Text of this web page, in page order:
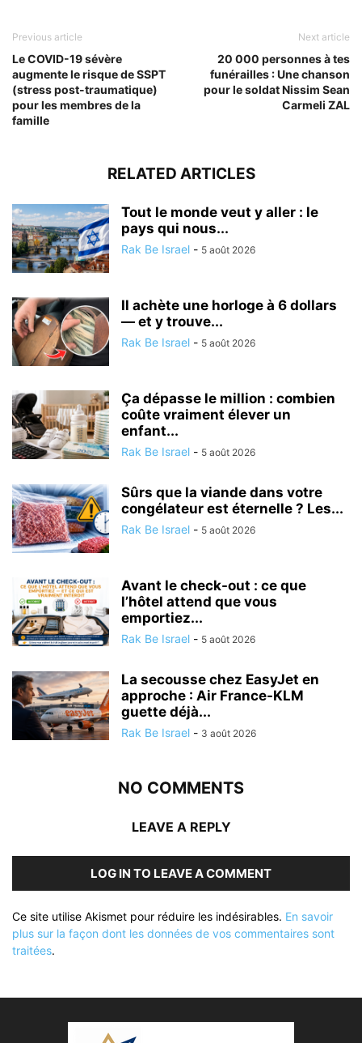
Previous article
Le COVID-19 sévère
augmente le risque de SSPT
(stress post-traumatique)
pour les membres de la
famille
Next article
20 000 personnes à tes
funérailles : Une chanson
pour le soldat Nissim Sean
Carmeli ZAL
RELATED ARTICLES
Tout le monde veut y aller : le
pays qui nous...
Rak Be Israel - 5 août 2026
Il achète une horloge à 6 dollars
— et y trouve...
Rak Be Israel - 5 août 2026
Ça dépasse le million : combien
coûte vraiment élever un
enfant...
Rak Be Israel - 5 août 2026
Sûrs que la viande dans votre
congélateur est éternelle ? Les...
Rak Be Israel - 5 août 2026
Avant le check-out : ce que
l’hôtel attend que vous
emportiez...
Rak Be Israel - 5 août 2026
La secousse chez EasyJet en
approche : Air France-KLM
guette déjà...
Rak Be Israel - 3 août 2026
NO COMMENTS
LEAVE A REPLY
LOG IN TO LEAVE A COMMENT
Ce site utilise Akismet pour réduire les indésirables. En savoir
plus sur la façon dont les données de vos commentaires sont
traitées.